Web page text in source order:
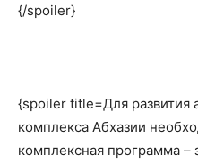
{/spoiler}
{spoiler title=Для развития
комплекса Абхазии
комплексная программа –